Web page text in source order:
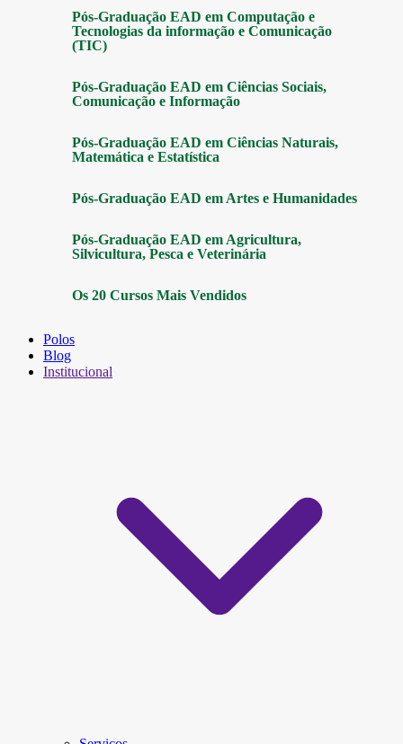
Pós-Graduação EAD em Computação e
Tecnologias da informação e Comunicação
(TIC)
Pós-Graduação EAD em Ciências Sociais,
Comunicação e Informação
Pós-Graduação EAD em Ciências Naturais,
Matemática e Estatística
Pós-Graduação EAD em Artes e Humanidades
Pós-Graduação EAD em Agricultura,
Silvicultura, Pesca e Veterinária
Os 20 Cursos Mais Vendidos
Polos
Blog
Institucional